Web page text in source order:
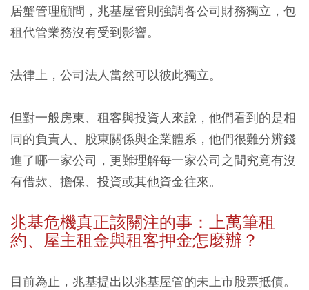
居蟹管理顧問，兆基屋管則強調各公司財務獨立，包
租代管業務沒有受到影響。
法律上，公司法人當然可以彼此獨立。
但對一般房東、租客與投資人來說，他們看到的是相
同的負責人、股東關係與企業體系，他們很難分辨錢
進了哪一家公司，更難理解每一家公司之間究竟有沒
有借款、擔保、投資或其他資金往來。
兆基危機真正該關注的事：上萬筆租
約、屋主租金與租客押金怎麼辦？
目前為止，兆基提出以兆基屋管的未上市股票抵債。